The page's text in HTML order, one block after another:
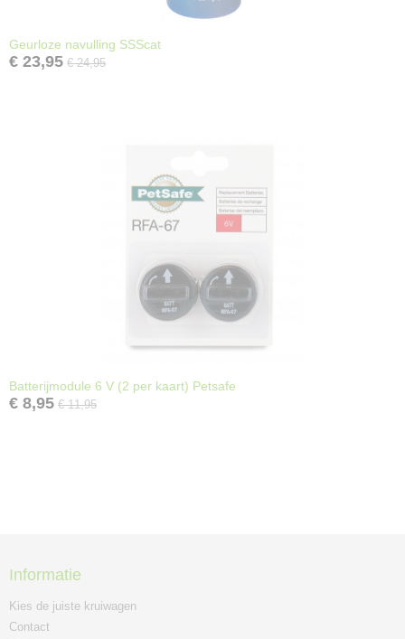
Geurloze navulling SSScat
€ 23,95 € 24,95
Batterijmodule 6 V (2 per kaart) Petsafe
€ 8,95 € 11,95
Informatie
Kies de juiste kruiwagen
Contact